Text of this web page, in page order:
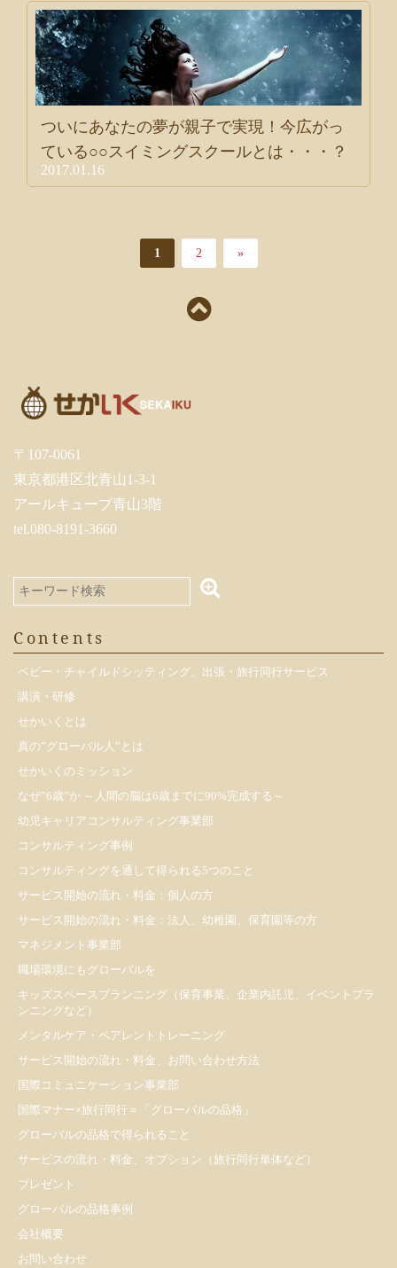
ついにあなたの夢が親子で実現！今広がっ
ている○○スイミングスクールとは・・・？
2017.01.16
1 2 »
〒107-0061
東京都港区北青山1-3-1
アールキューブ青山3階
tel.080-8191-3660
Contents
ベビー・チャイルドシッティング、出張・旅行同行サービス
講演・研修
せかいくとは
真の”グローバル人”とは
せかいくのミッション
なぜ”6歳”か ～人間の脳は6歳までに90%完成する～
幼児キャリアコンサルティング事業部
コンサルティング事例
コンサルティングを通して得られる5つのこと
サービス開始の流れ・料金：個人の方
サービス開始の流れ・料金：法人、幼稚園、保育園等の方
マネジメント事業部
職場環境にもグローバルを
キッズスペースプランニング（保育事業、企業内託児、イベントプラ
ンニングなど）
メンタルケア・ペアレントトレーニング
サービス開始の流れ・料金、お問い合わせ方法
国際コミュニケーション事業部
国際マナー×旅行同行＝「グローバルの品格」
グローバルの品格で得られること
サービスの流れ・料金、オプション（旅行同行単体など）
プレゼント
​グローバルの品格事例
会社概要
お問い合わせ